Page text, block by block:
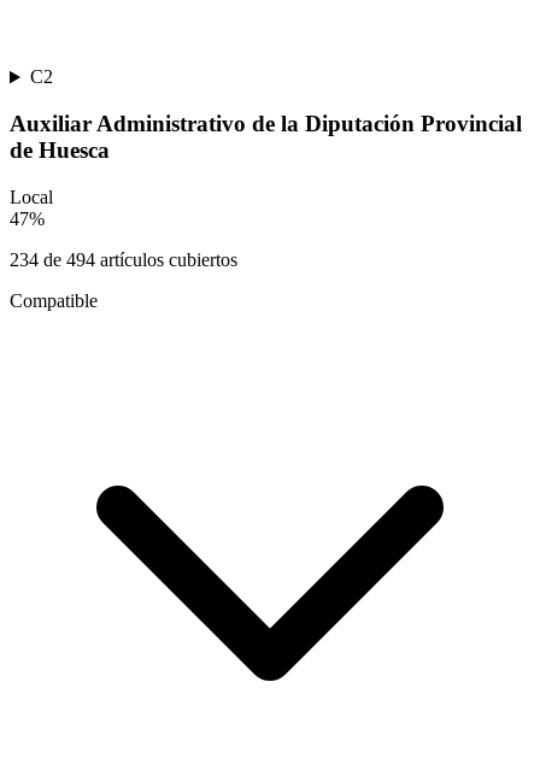
C2
Auxiliar Administrativo de la Diputación Provincial
de Huesca
Local
47%
234 de 494 artículos cubiertos
Compatible